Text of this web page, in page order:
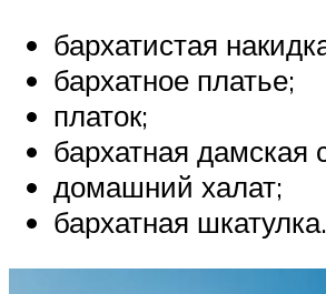
бархатистая
бархатное платье;
платок;
бархатная дамская
домашний халат;
бархатная шкатулка.